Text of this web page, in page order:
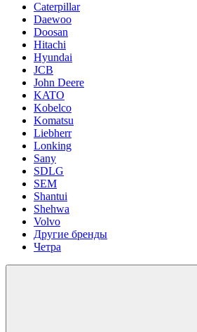
Caterpillar
Daewoo
Doosan
Hitachi
Hyundai
JCB
John Deere
KATO
Kobelco
Komatsu
Liebherr
Lonking
Sany
SDLG
SEM
Shantui
Shehwa
Volvo
Другие бренды
Четра